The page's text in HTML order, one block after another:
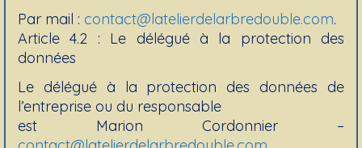
Par mail : contact@latelierdelarbredouble.com.
Article 4.2 : Le délégué à la protection des
données
Le délégué à la protection des données de
l’entreprise ou du responsable
est Marion Cordonnier –